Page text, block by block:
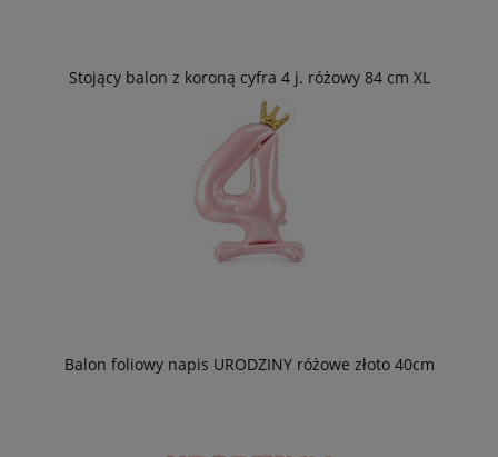
Stojący balon z koroną cyfra 4 j. różowy 84 cm XL
Balon foliowy napis URODZINY różowe złoto 40cm